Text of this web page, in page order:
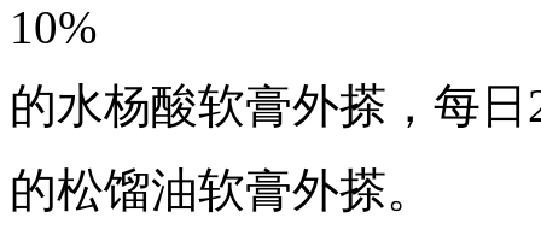
10%
的水杨酸软膏外搽，每
的松馏油软膏外搽。